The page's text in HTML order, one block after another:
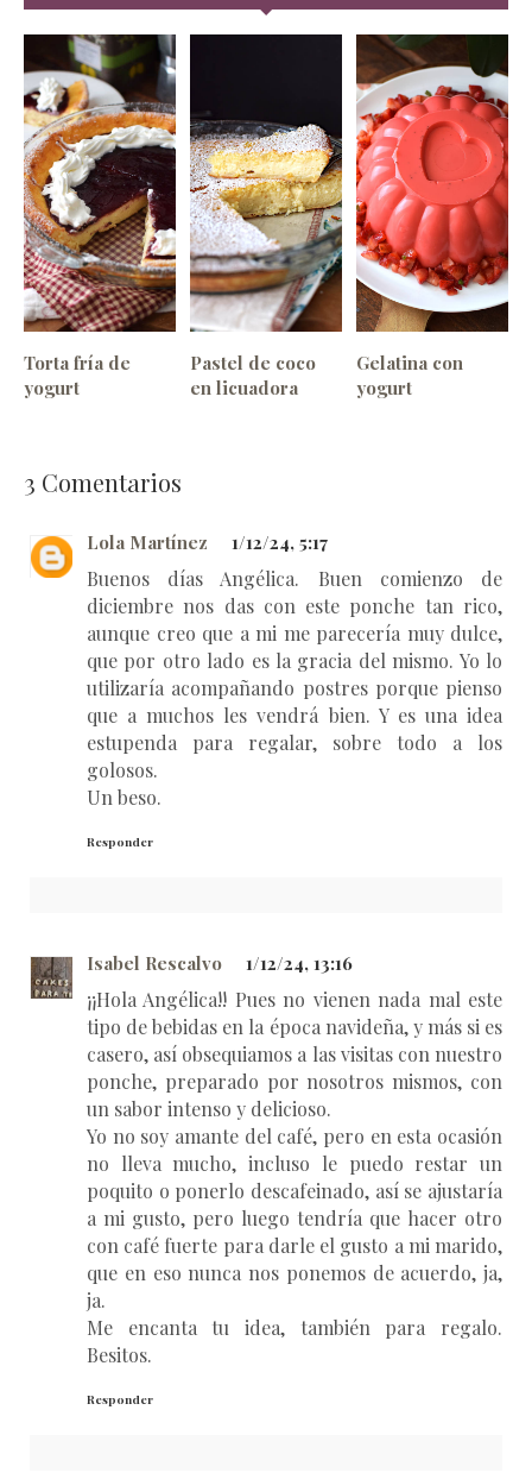
Torta fría de
yogurt
Pastel de coco
en licuadora
Gelatina con
yogurt
3 Comentarios
Lola Martínez 1/12/24, 5:17
Buenos días Angélica. Buen comienzo de
diciembre nos das con este ponche tan rico,
aunque creo que a mi me parecería muy dulce,
que por otro lado es la gracia del mismo. Yo lo
utilizaría acompañando postres porque pienso
que a muchos les vendrá bien. Y es una idea
estupenda para regalar, sobre todo a los
golosos.
Un beso.
Responder
Isabel Rescalvo 1/12/24, 13:16
¡¡Hola Angélica!! Pues no vienen nada mal este
tipo de bebidas en la época navideña, y más si es
casero, así obsequiamos a las visitas con nuestro
ponche, preparado por nosotros mismos, con
un sabor intenso y delicioso.
Yo no soy amante del café, pero en esta ocasión
no lleva mucho, incluso le puedo restar un
poquito o ponerlo descafeinado, así se ajustaría
a mi gusto, pero luego tendría que hacer otro
con café fuerte para darle el gusto a mi marido,
que en eso nunca nos ponemos de acuerdo, ja,
ja.
Me encanta tu idea, también para regalo.
Besitos.
Responder